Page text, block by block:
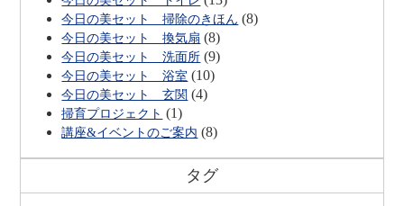
今日の美セット 掃除のきほん (8)
今日の美セット 換気扇 (8)
今日の美セット 洗面所 (9)
今日の美セット 浴室 (10)
今日の美セット 玄関 (4)
掃育プロジェクト (1)
講座&イベントのご案内 (8)
タグ